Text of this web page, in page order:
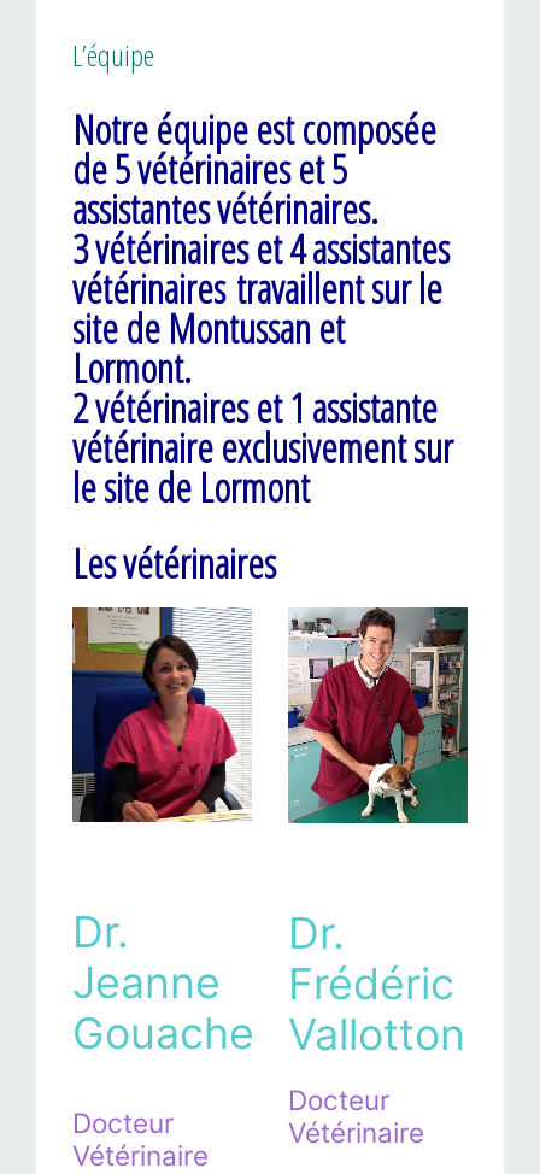
L’équipe
Notre équipe est composée
de 5 vétérinaires et 5
assistantes vétérinaires.
3 vétérinaires et 4 assistantes
vétérinaires travaillent sur le
site de Montussan et
Lormont.
2 vétérinaires et 1 assistante
vétérinaire exclusivement sur
le site de Lormont
Les vétérinaires
Dr.
Jeanne
Gouache
Docteur
Vétérinaire
Dr.
Frédéric
Vallotton
Docteur
Vétérinaire